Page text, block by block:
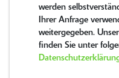
werden
Ihrer Anfrage
weitergegeben.
finden Sie unter